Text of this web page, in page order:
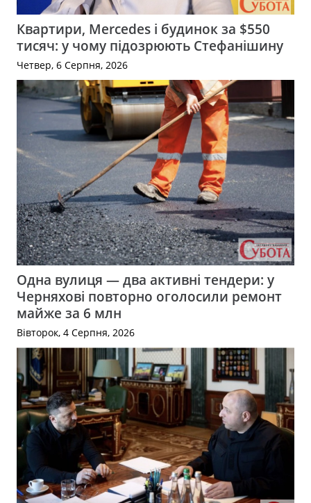
Квартири, Mercedes і будинок за $550
тисяч: у чому підозрюють Стефанішину
Четвер, 6 Серпня, 2026
Одна вулиця — два активні тендери: у
Черняхові повторно оголосили ремонт
майже за 6 млн
Вівторок, 4 Серпня, 2026